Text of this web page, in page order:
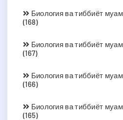
Биология ва тиббиёт
(168)
Биология ва тиббиёт
(167)
Биология ва тиббиёт
(166)
Биология ва тиббиёт
(165)